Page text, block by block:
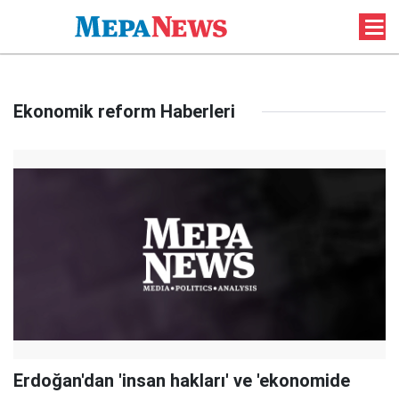
Ekonomik reform Haberleri
Erdoğan'dan 'insan hakları' ve 'ekonomide